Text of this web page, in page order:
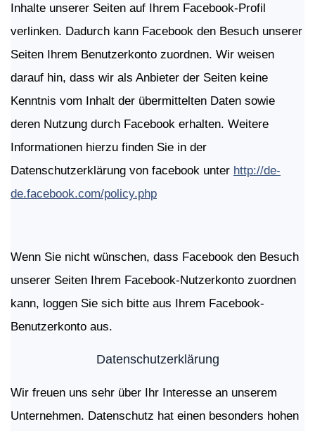
Inhalte unserer Seiten auf Ihrem Facebook-Profil
verlinken. Dadurch kann Facebook den Besuch unserer
Seiten Ihrem Benutzerkonto zuordnen. Wir weisen
darauf hin, dass wir als Anbieter der Seiten keine
Kenntnis vom Inhalt der übermittelten Daten sowie
deren Nutzung durch Facebook erhalten. Weitere
Informationen hierzu finden Sie in der
Datenschutzerklärung von facebook unter http://de-
de.facebook.com/policy.php
Wenn Sie nicht wünschen, dass Facebook den Besuch
unserer Seiten Ihrem Facebook-Nutzerkonto zuordnen
kann, loggen Sie sich bitte aus Ihrem Facebook-
Benutzerkonto aus.
Datenschutzerklärung
Wir freuen uns sehr über Ihr Interesse an unserem
Unternehmen. Datenschutz hat einen besonders hohen